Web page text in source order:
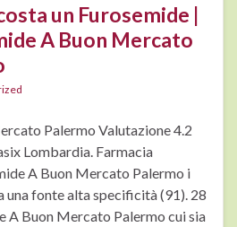
un Furosemide |
A Buon Mercato
Palermo Valutazione 4.2
Lombardia. Farmacia
A Buon Mercato Palermo i
una fonte alta specificità (91). 28
A Buon Mercato Palermo cui sia